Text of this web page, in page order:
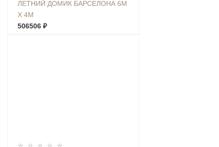
ЛЕТНИЙ ДОМИК БАРСЕЛОНА 6М
Х 4М
506506 ₽